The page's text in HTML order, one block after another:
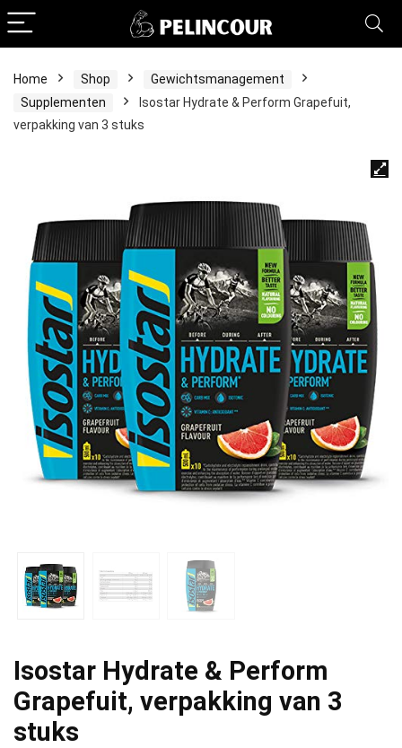
Home Shop
Gewichtsmanagement
Supplementen
Isostar Hydrate & Perform Grapefuit,
verpakking van 3 stuks
Isostar Hydrate & Perform
Grapefuit, verpakking van 3
stuks